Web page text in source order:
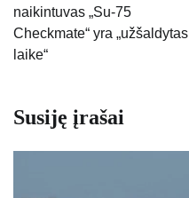
įrašų
naikintuvas „Su-75
Checkmate“ yra „užšaldytas
laike“
Susiję įrašai